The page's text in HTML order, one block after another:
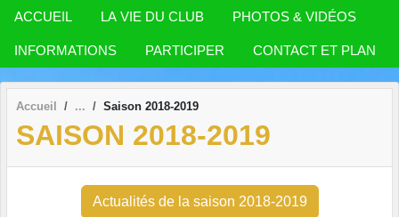
ACCUEIL LA VIE DU CLUB PHOTOS & VIDÉOS
INFORMATIONS PARTICIPER CONTACT ET PLAN
Accueil Saison 2018-2019
SAISON 2018-2019
Actualités de la saison 2018-2019